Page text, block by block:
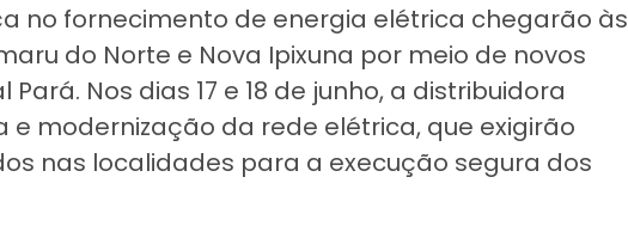
no fornecimento de energia elétrica chegarão às
do Norte e Nova Ipixuna por meio de novos
Nos dias 17 e 18 de junho, a distribuidora
e modernização da rede elétrica, que exigirão
nas localidades para a execução segura dos